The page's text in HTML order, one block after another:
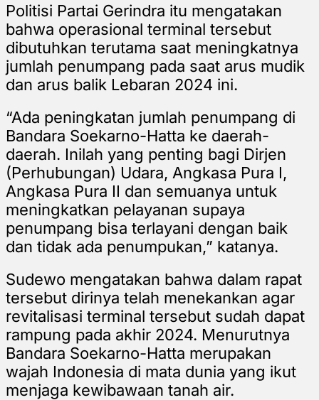
Politisi Partai Gerindra itu mengatakan
bahwa operasional terminal tersebut
dibutuhkan terutama saat meningkatnya
jumlah penumpang pada saat arus mudik
dan arus balik Lebaran 2024 ini.
“Ada peningkatan jumlah penumpang di
Bandara Soekarno-Hatta ke daerah-
daerah. Inilah yang penting bagi Dirjen
(Perhubungan) Udara, Angkasa Pura I,
Angkasa Pura II dan semuanya untuk
meningkatkan pelayanan supaya
penumpang bisa terlayani dengan baik
dan tidak ada penumpukan,” katanya.
Sudewo mengatakan bahwa dalam rapat
tersebut dirinya telah menekankan agar
revitalisasi terminal tersebut sudah dapat
rampung pada akhir 2024. Menurutnya
Bandara Soekarno-Hatta merupakan
wajah Indonesia di mata dunia yang ikut
menjaga kewibawaan tanah air.